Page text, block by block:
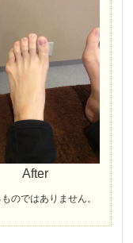
After
のではありません。